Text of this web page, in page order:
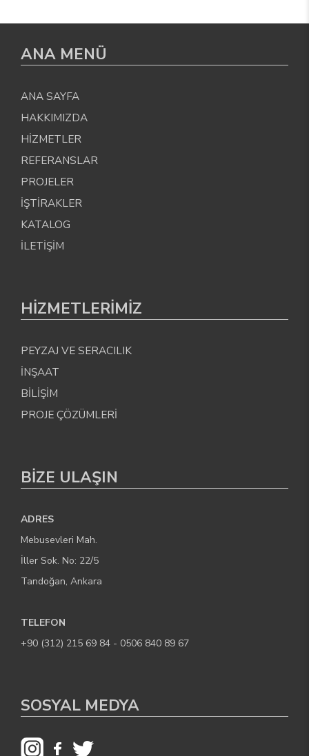
ANA MENÜ
ANA SAYFA
HAKKIMIZDA
HİZMETLER
REFERANSLAR
PROJELER
İŞTİRAKLER
KATALOG
İLETİŞİM
HİZMETLERİMİZ
PEYZAJ VE SERACILIK
İNŞAAT
BİLİŞİM
PROJE ÇÖZÜMLERİ
BİZE ULAŞIN
ADRES
Mebusevleri Mah.
İller Sok. No: 22/5
Tandoğan, Ankara
TELEFON
+90 (312) 215 69 84 - 0506 840 89 67
SOSYAL MEDYA